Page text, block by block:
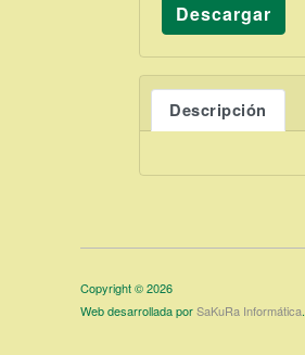
Descargar
Descripción
Copyright © 2026
Web desarrollada porSaKuRa Informática.